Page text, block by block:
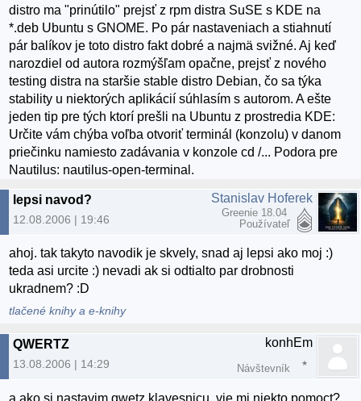
distro ma "prinútilo" prejsť z rpm distra SuSE s KDE na
*.deb Ubuntu s GNOME. Po pár nastaveniach a stiahnutí
pár balíkov je toto distro fakt dobré a najmä svižné. Aj keď
narozdiel od autora rozmýšľam opačne, prejsť z nového
testing distra na staršie stable distro Debian, čo sa týka
stability u niektorých aplikácií súhlasím s autorom. A ešte
jeden tip pre tých ktorí prešli na Ubuntu z prostredia KDE:
Určite vám chýba voľba otvoriť terminál (konzolu) v danom
priečinku namiesto zadávania v konzole cd /... Podora pre
Nautilus: nautilus-open-terminal.
lepsi navod?
12.08.2006 | 19:46
Stanislav Hoferek
Greenie 18.04
Používateľ
ahoj. tak takyto navodik je skvely, snad aj lepsi ako moj :)
teda asi urcite :) nevadi ak si odtialto par drobnosti
ukradnem? :D
tlačené knihy a e-knihy
QWERTZ
13.08.2006 | 14:29
konhEm
Návštevník
a ako si nastavim qwetz klavesnicu, vie mi niekto pomoct?